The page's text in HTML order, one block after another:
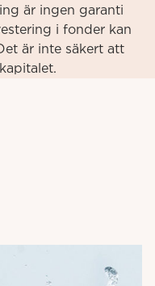
är ingen garanti
i fonder kan
är inte säkert att